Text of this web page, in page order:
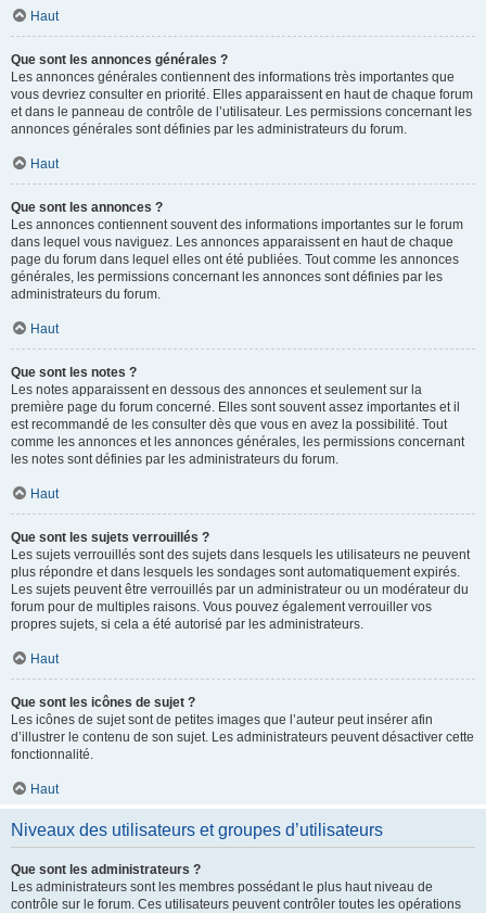
Haut
Que sont les annonces générales ?
Les annonces générales contiennent des informations très importantes que
vous devriez consulter en priorité. Elles apparaissent en haut de chaque forum
et dans le panneau de contrôle de l’utilisateur. Les permissions concernant les
annonces générales sont définies par les administrateurs du forum.
Haut
Que sont les annonces ?
Les annonces contiennent souvent des informations importantes sur le forum
dans lequel vous naviguez. Les annonces apparaissent en haut de chaque
page du forum dans lequel elles ont été publiées. Tout comme les annonces
générales, les permissions concernant les annonces sont définies par les
administrateurs du forum.
Haut
Que sont les notes ?
Les notes apparaissent en dessous des annonces et seulement sur la
première page du forum concerné. Elles sont souvent assez importantes et il
est recommandé de les consulter dès que vous en avez la possibilité. Tout
comme les annonces et les annonces générales, les permissions concernant
les notes sont définies par les administrateurs du forum.
Haut
Que sont les sujets verrouillés ?
Les sujets verrouillés sont des sujets dans lesquels les utilisateurs ne peuvent
plus répondre et dans lesquels les sondages sont automatiquement expirés.
Les sujets peuvent être verrouillés par un administrateur ou un modérateur du
forum pour de multiples raisons. Vous pouvez également verrouiller vos
propres sujets, si cela a été autorisé par les administrateurs.
Haut
Que sont les icônes de sujet ?
Les icônes de sujet sont de petites images que l’auteur peut insérer afin
d’illustrer le contenu de son sujet. Les administrateurs peuvent désactiver cette
fonctionnalité.
Haut
Niveaux des utilisateurs et groupes d’utilisateurs
Que sont les administrateurs ?
Les administrateurs sont les membres possédant le plus haut niveau de
contrôle sur le forum. Ces utilisateurs peuvent contrôler toutes les opérations